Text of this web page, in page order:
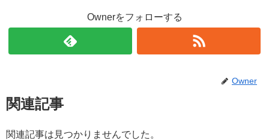
Ownerをフォローする
Owner
関連記事
関連記事は見つかりませんでした。